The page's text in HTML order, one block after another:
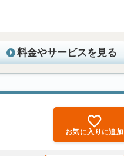
料金やサービスを見る
お気に入りに追加